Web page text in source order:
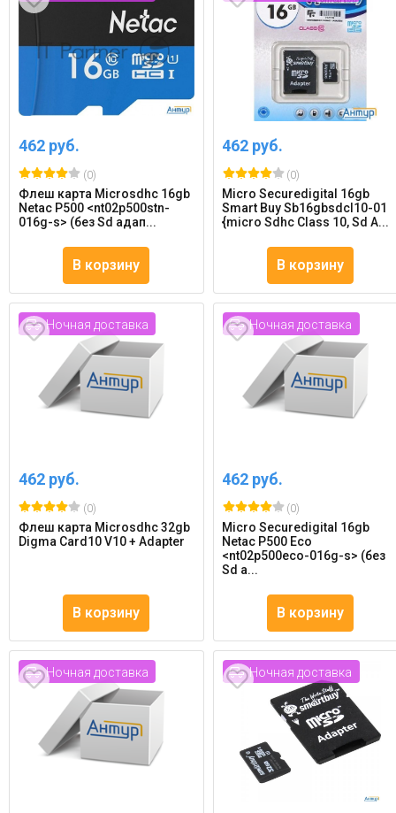
462 руб.
(0)
Флеш карта Microsdhc 16gb
Netac P500 <nt02p500stn-
016g-s> (без Sd адап...
В корзину
462 руб.
(0)
Micro Securedigital 16gb
Smart Buy Sb16gbsdcl10-01
{micro Sdhc Class 10, Sd A...
В корзину
Ночная доставка
462 руб.
(0)
Флеш карта Microsdhc 32gb
Digma Card10 V10 + Adapter
В корзину
Ночная доставка
462 руб.
(0)
Micro Securedigital 16gb
Netac P500 Eco
<nt02p500eco-016g-s> (без
Sd а...
В корзину
Ночная доставка Ночная доставка